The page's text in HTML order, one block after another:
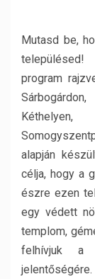
Mutasd be,
településed!
program
alapján
célja, hogy a
észre ezen
egy védett
templom,
felhívjuk a
jelentőségére.